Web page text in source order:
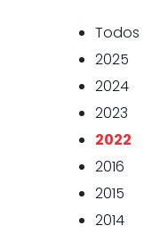
Todos
2025
2024
2023
2022
2016
2015
2014